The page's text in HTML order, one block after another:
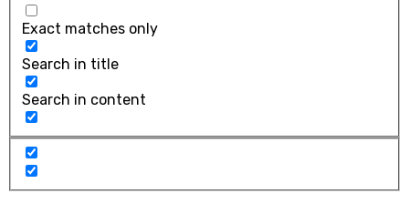
Exact matches only
Search in title
Search in content